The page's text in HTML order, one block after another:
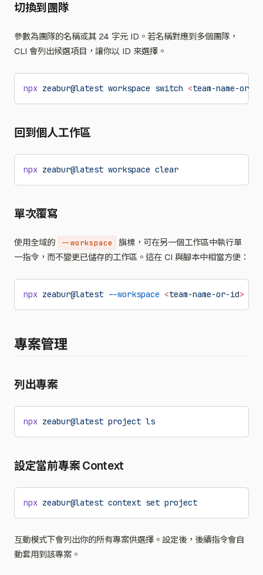
切換到團隊
參數為團隊的名稱或其 24 字元 ID。若名稱對應到多個團隊，
CLI 會列出候選項目，讓你以 ID 來選擇。
npx zeabur@latest workspace switch <team-name-or-i
回到個人工作區
npx zeabur@latest workspace clear
單次覆寫
使用全域的 --workspace
旗標，可在另一個工作區中執行單
一指令，而不變更已儲存的工作區。這在 CI 與腳本中相當方便：
npx zeabur@latest --workspace <team-name-or-id>
專案管理
列出專案
npx zeabur@latest project ls
設定當前專案 Context
npx zeabur@latest context set project
互動模式下會列出你的所有專案供選擇。設定後，後續指令會自
動套用到該專案。